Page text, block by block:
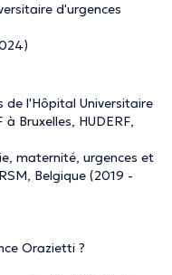
d'urgences
de l'Hôpital Universitaire
Bruxelles, HUDERF,
maternité, urgences et
Belgique (2019 -
Orazietti ?